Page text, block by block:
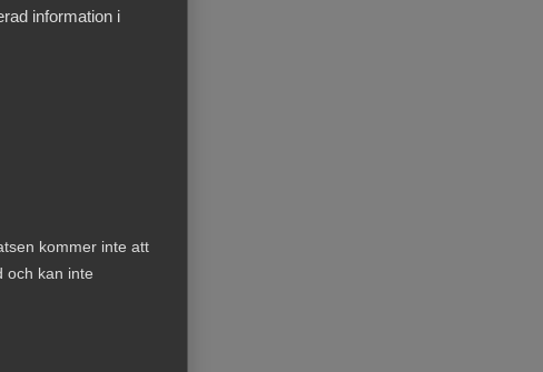
information i
kommer inte att
och kan inte